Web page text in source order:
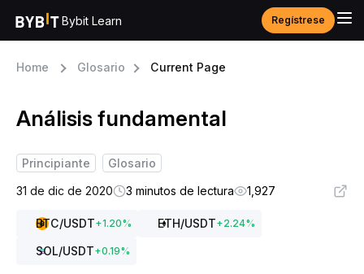
Bybit Learn Regístrese
Home Glosario Current Page
Análisis fundamental
Principiante
Glosario
31 de dic de 2020
3 minutos de lectura 1,927
BTC/USDT+1.20% ETH/USDT+2.24%
SOL/USDT+0.19%